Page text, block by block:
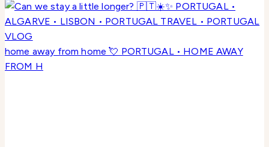
home away from home 💘 PORTUGAL • HOME AWAY
FROM H